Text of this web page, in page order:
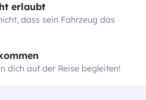
erlaubt
dass sein Fahrzeug das
dich auf der Reise begleiten!